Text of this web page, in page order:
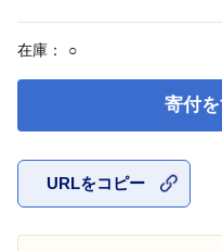
在庫： ○
寄付
URLをコピー